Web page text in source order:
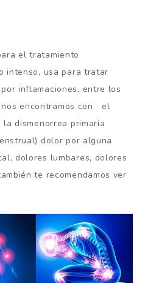
el tratamiento
intenso, usa para tratar
inflamaciones, entre los
nos encontramos con el
dismenorrea primaria
dolor por alguna
dolores lumbares, dolores
te recomendamos ver